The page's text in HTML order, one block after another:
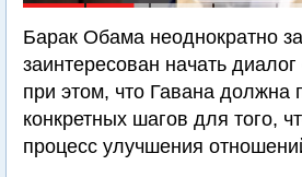
Барак Обама неоднократно
заинтересован начать
при этом, что Гавана должна
конкретных шагов для того,
процесс улучшения